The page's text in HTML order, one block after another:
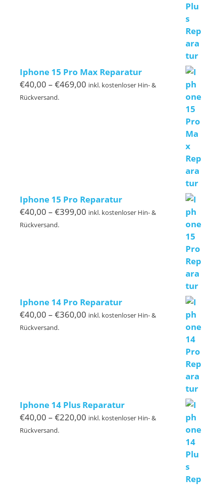
Iphone 15 Pro Max Reparatur
€40,00 – €469,00 Preisspanne:
inkl. kostenloser Hin- &
Rückversand.
Iphone 15 Pro Reparatur
€40,00 – €399,00 Preisspanne:
inkl. kostenloser Hin- &
Rückversand.
Iphone 14 Pro Reparatur
€40,00 – €360,00 Preisspanne:
inkl. kostenloser Hin- &
Rückversand.
Iphone 14 Plus Reparatur
€40,00 – €220,00 Preisspanne:
inkl. kostenloser Hin- &
Rückversand.